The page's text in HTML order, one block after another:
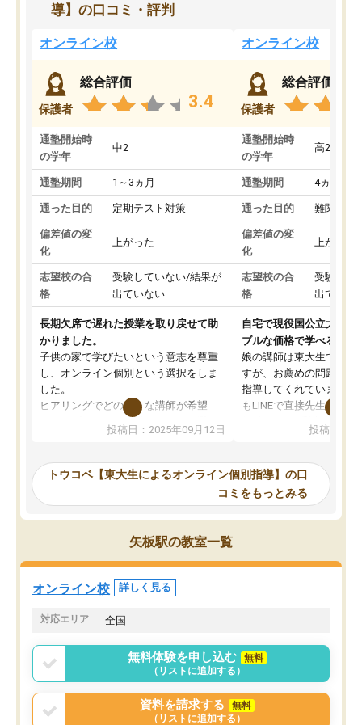
導】の口コミ・評判
オンライン校
保護者
総合評価
3.4
通塾開始時
の学年
中2
通塾期間 1～3ヵ月
通った目的 定期テスト対策
偏差値の変
化
上がった
志望校の合
格
受験していない/結果が
出ていない
長期欠席で遅れた授業を取り戻せて助
かりました。
子供の家で学びたいという意志を尊重
し、オンライン個別という選択をしま
した。
ヒアリングでどのような講師が希望
か、オプションは付帯するかなど選ぶ
事が出来ました。
ーティングを行い、その講師で良いか
見てから講師を決定する事ができま
す。
うちの子は、初回面談の講師の方で決
オンラインツールを使用した単語帳の
共有があり宿題もそちらで出される形
でした。
言う事で講師変更の申し出があり、あ
まりに短期での変更だった為、塾に通
う事にして退会しました。遅れも取り
戻せ、授業内容や講師の方は良かった
と思います。
投稿日：2025年09月12日
オンライン校
保護者
総合評価
通塾開始時
の学年
高2
通塾期間 4ヵ月～1
通った目的 難関私立
偏差値の変
化
上がった
志望校の合
格
受験して
出ていな
自宅で現役国公立大学生
ブルな価格で学べる
娘の講師は東大生では無
すが、お薦めの問題集や
指導してくれています。
もLINEで直接先生に質問
めれるので、個人に合
いなのがあり(有料)、受
ことをどんなスケジュー
くか相談したのですが、
ち期待したものではなく
くなってきたようなので
投稿日：
トウコベ【東大生によるオンライン個別指導】の口
コミをもっとみる
矢板駅の教室一覧
オンライン校 詳しく見る
対応エリア 全国
無料体験を申し込む
無料
（リストに追加する）
資料を請求する
無料
（リストに追加する）